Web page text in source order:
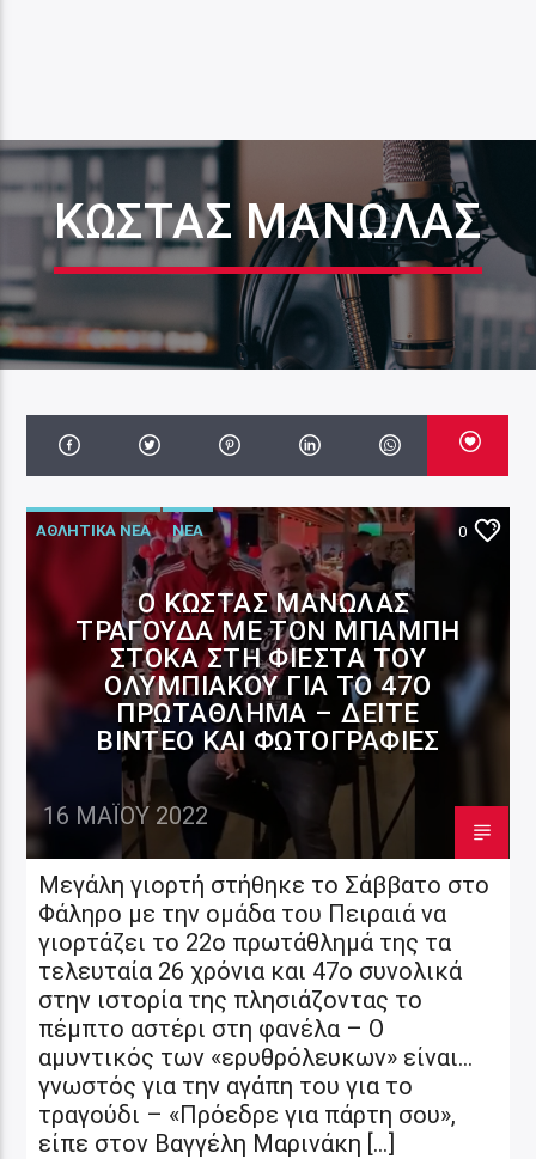
ΚΩΣΤΑΣ ΜΑΝΩΛΑΣ
ΑΘΛΗΤΙΚΑ ΝΕΑ ΝΕΑ 0
Ο ΚΏΣΤΑΣ ΜΑΝΩΛΆΣ
ΤΡΑΓΟΥΔΆ ΜΕ ΤΟΝ ΜΠΆΜΠΗ
ΣΤΌΚΑ ΣΤΗ ΦΙΈΣΤΑ ΤΟΥ
ΟΛΥΜΠΙΑΚΟΎ ΓΙΑ ΤΟ 47Ο
ΠΡΩΤΆΘΛΗΜΑ – ΔΕΊΤΕ
ΒΊΝΤΕΟ ΚΑΙ ΦΩΤΟΓΡΑΦΊΕΣ
16 ΜΑΪ́ΟΥ 2022
Μεγάλη γιορτή στήθηκε το Σάββατο στο
Φάληρο με την ομάδα του Πειραιά να
γιορτάζει το 22ο πρωτάθλημά της τα
τελευταία 26 χρόνια και 47ο συνολικά
στην ιστορία της πλησιάζοντας το
πέμπτο αστέρι στη φανέλα – Ο
αμυντικός των «ερυθρόλευκων» είναι…
γνωστός για την αγάπη του για το
τραγούδι – «Πρόεδρε για πάρτη σου»,
είπε στον Βαγγέλη Μαρινάκη […]